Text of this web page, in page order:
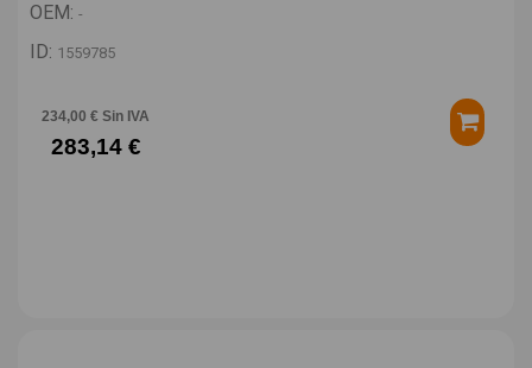
OEM: -
ID: 1559785
234,00 € Sin IVA
283,14 €